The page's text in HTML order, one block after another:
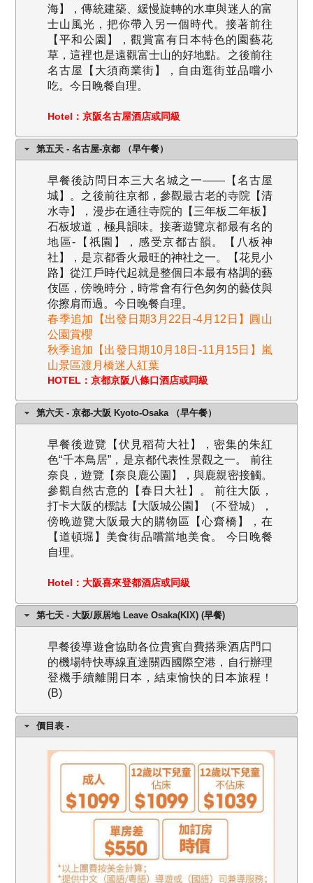
海】，傳統建築、緩慢旋轉的水車與迷人的富
士山風光，把你帶入另一個時代。接著前往
【平和公園】，觀賞富有日本特色的園藝花
草，這裡也是遠觀富士山的好地點。之後前往
名古屋【大須商業街】，自由逛街並品嚐小
吃。今日晚餐自理。
Hotel：京阪名古屋酒店或同級
第五天 - 名古屋-京都 （早午餐）
早餐後訪問日本三大名城之一——【名古屋
城】。之後前往京都，參觀最古老的寺院【清
水寺】，漫步在通往寺院的【三年板二年板 】
石板坡道，極具韻味。接著遊覽京都最有名的
地區-【祇園】，感受京都古韻。【八板 神
社】，是京都香火最旺的神社之一。【花見小
路】從江戶時代起就是整個日本最有格調的藝
伎區，傍晚時分，時常會有行色匆匆的藝伎與
你擦肩而過。今日晚餐自理。
春季追加【出發日期3月22日-4月12日】圓山
公園賞櫻
秋季追加【出發日期10月18日-11月15日】嵐
山景區渡月橋迷人紅葉
HOTEL：京都京阪八條口酒店或同級
第六天 - 京都-大阪 Kyoto-Osaka （早午餐）
早餐後遊覽【伏見稻荷大社】，密集的朱紅
色“千本鳥居”，是京都代表性景觀之一。 前往
奈良，遊覽【奈良鹿公園】，與鹿親密接觸。
參觀自然古意的【春日大社】。 前往大阪，
打卡大阪的標誌【大阪城公園】（不登城），
傍晚遊覽大阪最大的購物區【心齋橋】，在
【道頓堀】美食街品嚐當地美食。 今日晚餐
自理。
Hotel：大阪喜來登都酒店或同級
第七天 - 大阪/原居地 Leave Osaka(KIX) (早餐)
早餐後導遊會協助各位貴賓自費搭乘酒店門口
的機場特快專線直達關西國際空港，自行辦理
登機手續離開日本，結束愉快的日本旅程！
(B)
價目表 -